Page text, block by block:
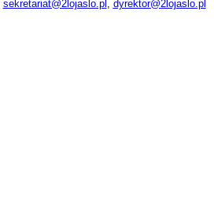
sekretariat@2lojaslo.pl , dyrektor@2lojaslo.pl